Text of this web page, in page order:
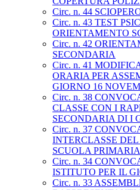
Circ. n. 44
Circ. n. 43 TEST
ORIENTAMENTO
Circ. n. 42
SECONDARIA
Circ. n. 41
ORARIA PER
GIORNO 16
Circ. n. 38
CLASSE CON I
SECONDARIA DI I
Circ. n. 37
INTERCLASSE
SCUOLA PRIMARIA
Circ. n. 34
ISTITUTO PER IL
Circ. n. 33